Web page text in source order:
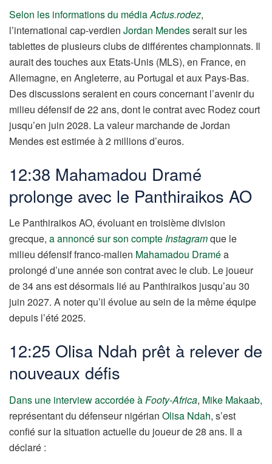
Selon les informations du médiaActus.rodez,
l’international cap-verdien Jordan Mendesserait sur les
tablettes de plusieurs clubs de différentes championnats. Il
aurait des touches aux Etats-Unis (MLS), en France, en
Allemagne, en Angleterre, au Portugal et aux Pays-Bas.
Des discussions seraient en cours concernant l’avenir du
milieu défensif de 22 ans, dont le contrat avec Rodez court
jusqu’en juin 2028. La valeur marchande de Jordan
Mendes est estimée à 2 millions d’euros.
12:38 Mahamadou Dramé
prolonge avec le Panthiraikos AO
Le Panthiraikos AO, évoluant en troisième division
grecque, a annoncé sur son compteInstagramque le
milieu défensif franco-malien Mahamadou Draméa
prolongé d’une année son contrat avec le club. Le joueur
de 34 ans est désormais lié au Panthiraikos jusqu’au 30
juin 2027. A noter qu’il évolue au sein de la même équipe
depuis l’été 2025.
12:25 Olisa Ndah prêt à relever de
nouveaux défis
Dans une interview accordée à Footy-Africa, Mike Makaab,
représentant du défenseur nigérian Olisa Ndah, s’est
confié sur la situation actuelle du joueur de 28 ans. Il a
déclaré :